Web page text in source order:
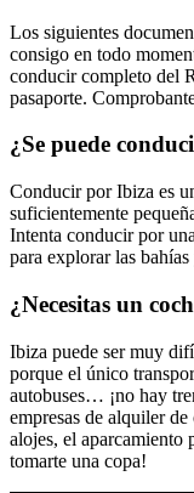
Los siguientes
consigo en todo
conducir completo del
pasaporte.
¿Se puede
Conducir por Ibiza es
suficientemente
Intenta conducir por
para explorar las
¿Necesitas un
Ibiza puede ser muy
porque el único
autobuses… ¡no hay
empresas de alquiler
alojes, el aparcamiento
tomarte una copa!